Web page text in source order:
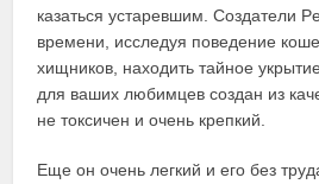
казаться устаревшим. Создатели
времени, исследуя поведение
хищников, находить тайное
для ваших любимцев создан из
не токсичен и очень крепкий.
Еще он очень легкий и его без